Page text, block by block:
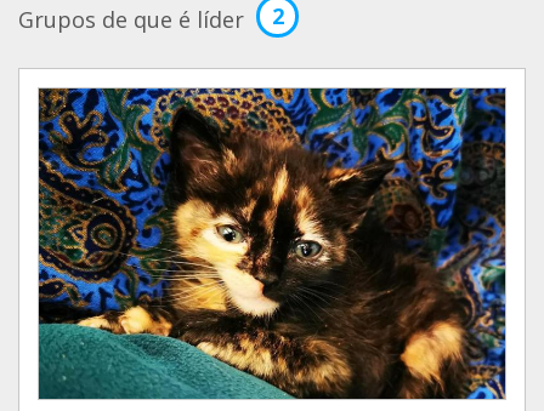
Grupos de que é líder 2